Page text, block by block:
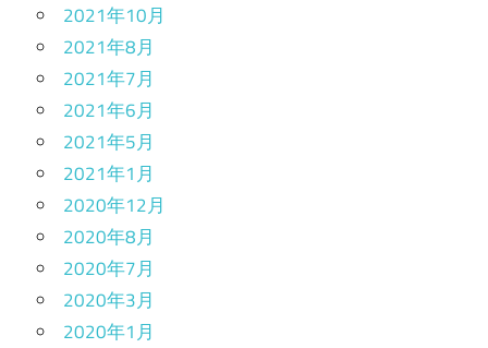
2021年10月
2021年8月
2021年7月
2021年6月
2021年5月
2021年1月
2020年12月
2020年8月
2020年7月
2020年3月
2020年1月